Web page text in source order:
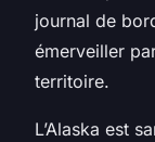
journal de
émerveiller
territoire.
L’Alaska est